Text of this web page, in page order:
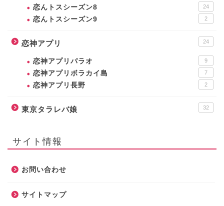
恋んトスシーズン8 24
恋んトスシーズン9 2
恋神アプリ 24
恋神アプリパラオ 9
恋神アプリボラカイ島 7
恋神アプリ長野 2
東京タラレバ娘 32
サイト情報
お問い合わせ
サイトマップ